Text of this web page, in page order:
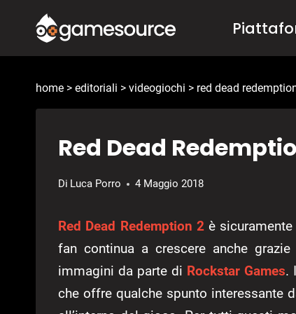
contenuto
home > editoriali > videogiochi > red dead
Red Dead
Di Luca Porro 4 Maggio 2018
Red Dead Redemption 2è sicuramente
fan continua a crescere anche
immagini da parte di Rockstar Games.
che offre qualche spunto interessante